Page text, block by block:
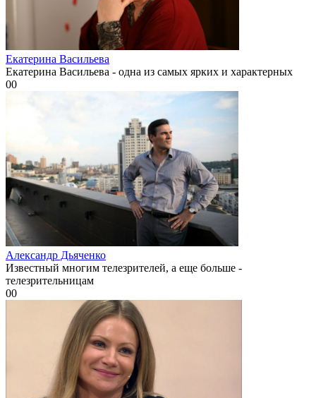
Екатерина Васильева
Екатерина Васильева - одна из самых ярких и характерных
00
Александр Дьяченко
Известный многим телезрителей, а еще больше -
телезрительницам
00